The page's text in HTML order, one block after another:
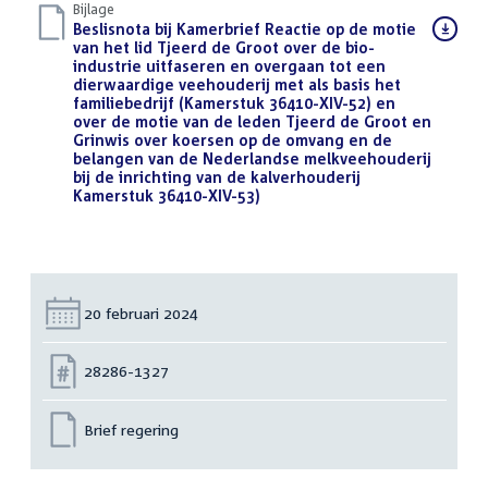
Bijlage
Download
bestand:
Beslisnota bij Kamerbrief Reactie op de motie
van het lid Tjeerd de Groot over de bio-
industrie uitfaseren en overgaan tot een
dierwaardige veehouderij met als basis het
familiebedrijf (Kamerstuk 36410-XIV-52) en
over de motie van de leden Tjeerd de Groot en
Grinwis over koersen op de omvang en de
belangen van de Nederlandse melkveehouderij
bij de inrichting van de kalverhouderij
Kamerstuk 36410-XIV-53)
Datum:
20 februari 2024
Nummer:
28286-1327
Brief regering